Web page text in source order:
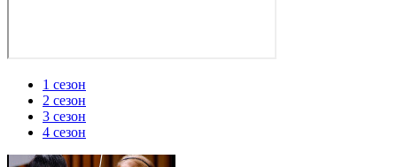
1 сезон
2 сезон
3 сезон
4 сезон